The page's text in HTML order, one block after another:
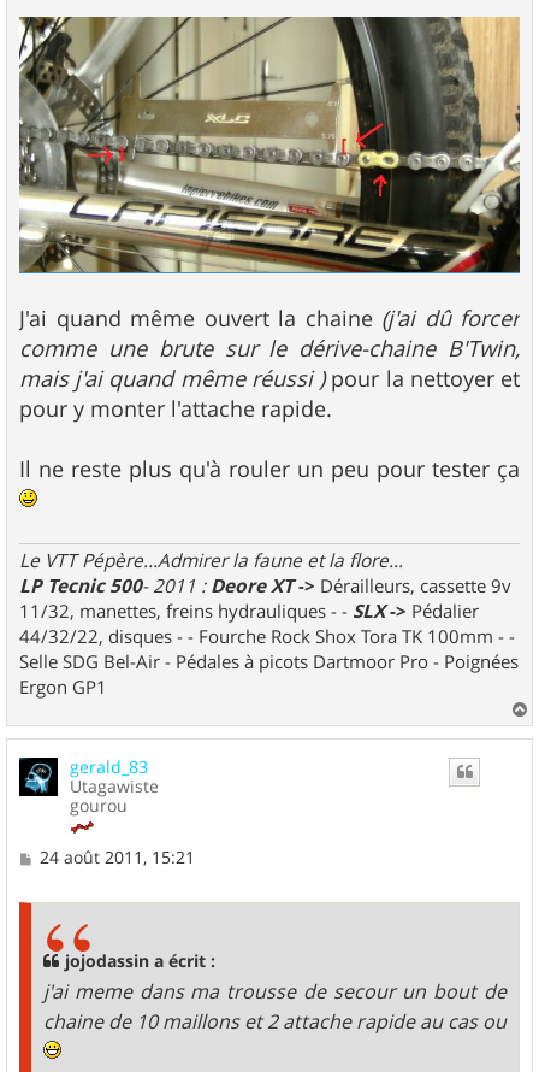
J'ai quand même ouvert la chaine(j'ai dû forcer
comme une brute sur le dérive-chaine B'Twin,
mais j'ai quand même réussi )pour la nettoyer et
pour y monter l'attache rapide.
Il ne reste plus qu'à rouler un peu pour tester ça
Le VTT Pépère...Admirer la faune et la flore...
LP Tecnic 500- 2011 : Deore XT-> Dérailleurs, cassette 9v
11/32, manettes, freins hydrauliques - - SLX-> Pédalier
44/32/22, disques - - Fourche Rock Shox Tora TK 100mm - -
Selle SDG Bel-Air - Pédales à picots Dartmoor Pro - Poignées
Ergon GP1
a
gerald_83
Utagawiste
gourou
M
24 août 2011, 15:21
jojodassin a écrit :
j'ai meme dans ma trousse de secour un bout de
chaine de 10 maillons et 2 attache rapide au cas ou